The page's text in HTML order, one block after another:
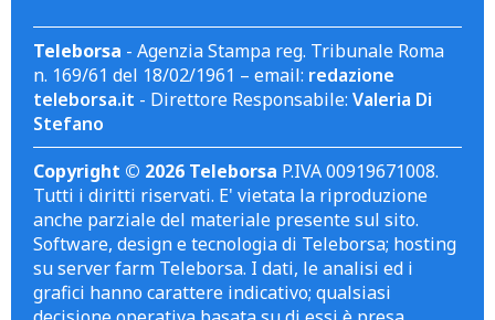
Teleborsa - Agenzia Stampa reg. Tribunale Roma
n. 169/61 del 18/02/1961 – email: redazione
teleborsa.it - Direttore Responsabile: Valeria Di
Stefano
Copyright © 2026 Teleborsa P.IVA 00919671008.
Tutti i diritti riservati. E' vietata la riproduzione
anche parziale del materiale presente sul sito.
Software, design e tecnologia di Teleborsa; hosting
su server farm Teleborsa. I dati, le analisi ed i
grafici hanno carattere indicativo; qualsiasi